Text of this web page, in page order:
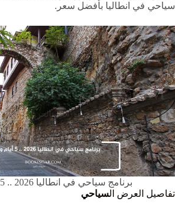
سياحي في انطاليا بأفضل سعر.
برنامج سياحي في انطاليا 2026 .. 5 أيام و4 ليالي
تفاصيل العرض السياحي